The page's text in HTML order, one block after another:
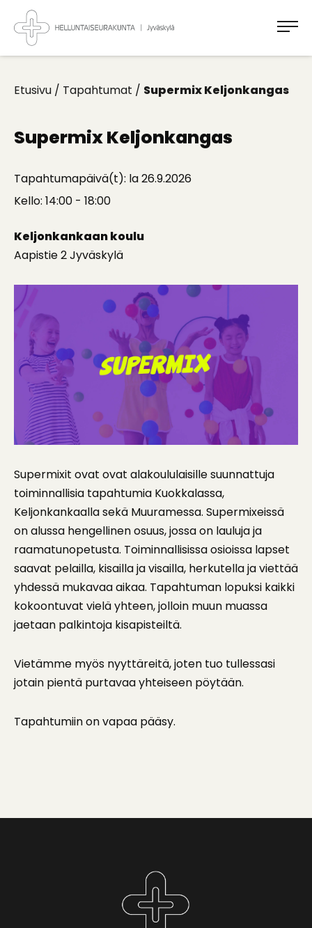
Takaisin
ylös
Jyväskylän
Helluntaiseurakunta
Koti
Etusivu / Tapahtumat / Supermix Keljonkangas
Supermix Keljonkangas
Tapahtumapäivä(t): la 26.9.2026
Kello: 14:00 - 18:00
Keljonkankaan koulu
Aapistie 2 Jyväskylä
Supermixit ovat ovat alakoululaisille suunnattuja
toiminnallisia tapahtumia Kuokkalassa,
Keljonkankaalla sekä Muuramessa. Supermixeissä
on alussa hengellinen osuus, jossa on lauluja ja
raamatunopetusta. Toiminnallisissa osioissa lapset
saavat pelailla, kisailla ja visailla, herkutella ja viettää
yhdessä mukavaa aikaa. Tapahtuman lopuksi kaikki
kokoontuvat vielä yhteen, jolloin muun muassa
jaetaan palkintoja kisapisteiltä.
Vietämme myös nyyttäreitä, joten tuo tullessasi
jotain pientä purtavaa yhteiseen pöytään.
Tapahtumiin on vapaa pääsy.